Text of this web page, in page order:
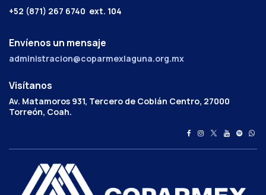
+52 (871) 267 6740 ext. 104
Envíenos un mensaje
administracion@coparmexlaguna.org.mx
Visítanos
Av. Matamoros 931, Tercero de Cobián Centro, 27000
Torreón, Coah.